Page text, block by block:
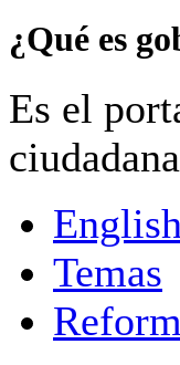
¿Qué es
Es el
English
Temas